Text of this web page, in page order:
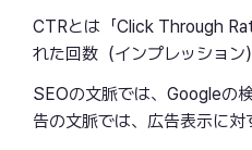
CTRとは「Click Through
れた回数（インプレッション
SEOの文脈では、Googleの
告の文脈では、広告表示に対